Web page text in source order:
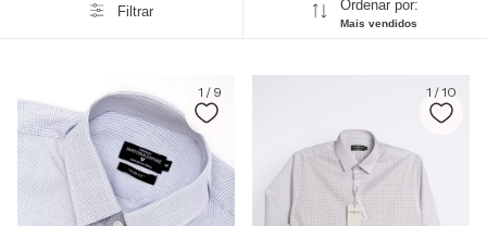
Filtrar Ordenar por:
Mais vendidos
1 / 9 1 /10